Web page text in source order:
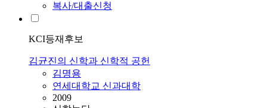
복사/대출신청
KCI등재후보
김균진의 신학과 신학적 공헌
김명용
연세대학교 신과대학
2009